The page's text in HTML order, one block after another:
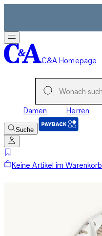
C&A Homepage
Damen Herren
Suche
Keine Artikel im Warenkorb